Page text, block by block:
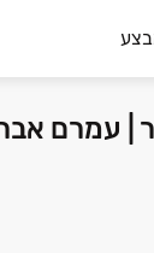
| עמרם